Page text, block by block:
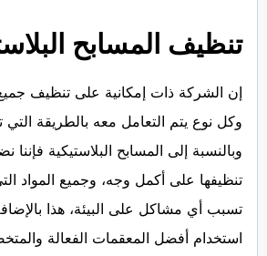
تنظيف المسابح
إن الشركة ذات إمكانية على تنظيف جميع
وكل نوع يتم التعامل معه بالطريقة
وبالنسبة إلى المسابح البلاستيكية
تنظيفها على أكمل وجه، وجميع المواد
تسبب أي مشاكل على البيئة، هذا
استخدام أفضل المعقمات الفعالة